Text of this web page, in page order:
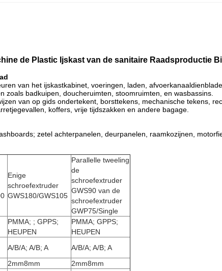
de Plastic Ijskast van de sanitaire Raadsproductie
van het ijskastkabinet, voeringen, laden,
badkuipen, doucheruimten, stoomruimten, en wasbassins.
van op gids ondertekent, borsttekens, mechanische tekens,
koffers, vrije tijdszakken en andere bagage.
zetel achterpanelen, deurpanelen, raamkozijnen,
Enige
schroefextruder
GWS180/GWS105
Parallelle tweeling
de
schroefextruder
GWS90 van de
schroefextruder
GWP75/Single
PMMA; ; GPPS;
HEUPEN
PMMA; GPPS;
HEUPEN
A/B/A; A/B; A
A/B/A; A/B; A
2mm8mm
2mm8mm